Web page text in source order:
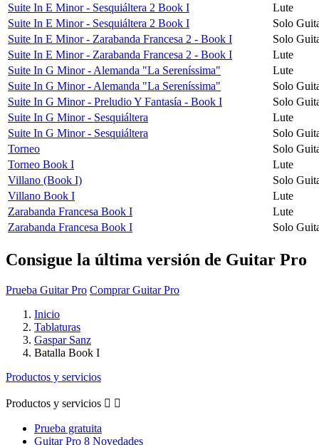
Suite In E Minor - Sesquiáltera 2 Book I
Lute
Suite In E Minor - Sesquiáltera 2 Book I
Solo
Suite In E Minor - Zarabanda Francesa 2 - Book I
Solo
Suite In E Minor - Zarabanda Francesa 2 - Book I
Lute
Suite In G Minor - Alemanda "La Sereníssima"
Lute
Suite In G Minor - Alemanda "La Sereníssima"
Solo
Suite In G Minor - Preludio Y Fantasía - Book I
Solo
Suite In G Minor - Sesquiáltera
Lute
Suite In G Minor - Sesquiáltera
Solo
Torneo
Solo
Torneo Book I
Lute
Villano (Book I)
Solo
Villano Book I
Lute
Zarabanda Francesa Book I
Lute
Zarabanda Francesa Book I
Solo
Consigue la última versión de Guitar Pro
Prueba Guitar Pro Comprar Guitar Pro
Inicio
Tablaturas
Gaspar Sanz
Batalla Book I
Productos y servicios
Productos y servicios  
Prueba gratuita
Guitar Pro 8 Novedades